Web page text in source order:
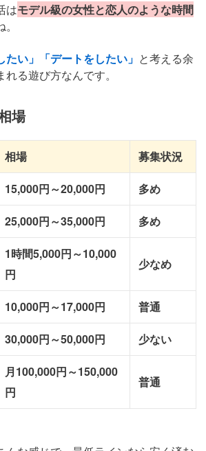
はモデル級の女性と恋人のような時間
たい」「デートをしたい」 と考える余
る遊び方なんです。
場
相場 募集状況
15,000円～20,000円 多め
25,000円～35,000円 多め
1時間5,000円～10,000
円
少なめ
10,000円～17,000円 普通
30,000円～50,000円 少ない
月100,000円～150,000
円
普通